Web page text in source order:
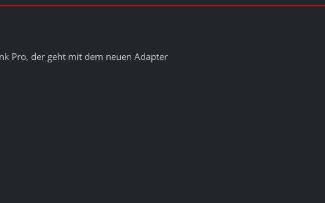
Pro, der geht mit dem neuen Adapter